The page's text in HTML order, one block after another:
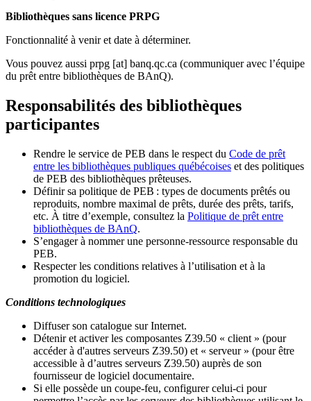
Bibliothèques sans licence PRPG
Fonctionnalité à venir et date à déterminer.
Vous pouvez aussi prpg [at] banq.qc.ca (communiquer avec l’équipe
du prêt entre bibliothèques de BAnQ).
Responsabilités des bibliothèques
participantes
Rendre le service de PEB dans le respect du Code de prêt
entre les bibliothèques publiques québécoises et des politiques
de PEB des bibliothèques prêteuses.
Définir sa politique de PEB : types de documents prêtés ou
reproduits, nombre maximal de prêts, durée des prêts, tarifs,
etc. À titre d’exemple, consultez la Politique de prêt entre
bibliothèques de BAnQ.
S’engager à nommer une personne-ressource responsable du
PEB.
Respecter les conditions relatives à l’utilisation et à la
promotion du logiciel.
Conditions technologiques
Diffuser son catalogue sur Internet.
Détenir et activer les composantes Z39.50 « client » (pour
accéder à d'autres serveurs Z39.50) et « serveur » (pour être
accessible à d’autres serveurs Z39.50) auprès de son
fournisseur de logiciel documentaire.
Si elle possède un coupe-feu, configurer celui-ci pour